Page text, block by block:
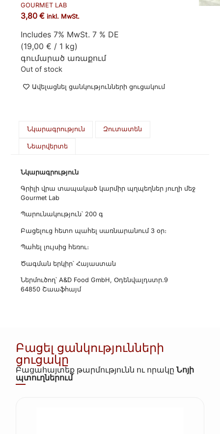
GOURMET LAB
3,80€ inkl. MwSt.
Includes 7% MwSt. 7 % DE
(19,00€ / 1 kg)
գումարած առաքում
Out of stock
Ավելացնել ցանկությունների ցուցակում
Նկարագրություն Զուտատեն
Նեարվերտե
Նկարագրություն
Գրիլի վրա տապակած կարմիր պղպեղներ յուղի մեջ
Gourmet Lab
Պարունակություն՝ 200 գ
Բացելուց հետո պահել սառնարանում 3 օր։
Պահել լույսից հեռու։
Ծագման երկիր՝ Հայաստան
Ներմուծող՝ A&D Food GmbH, Օդենվալդստր.9
64850 Շաաֆհայմ
Բացել ցանկությունների
ցուցակը
Բացահայտեք թարմությունն ու որակըՆոյի
պտուղներում